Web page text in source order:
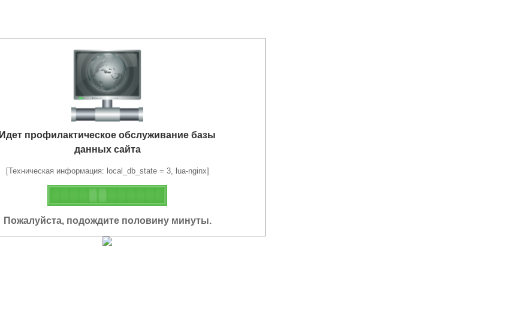
Идет профилактическое обслуживание базы
данных сайта
[Техническая информация: local_db_state = 3, lua-nginx]
Пожалуйста, подождите половину минуты.